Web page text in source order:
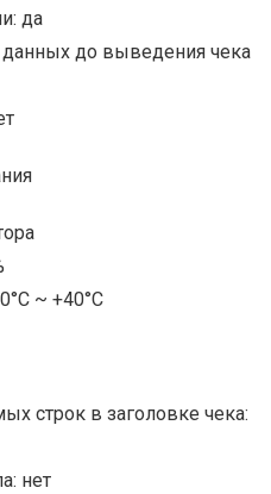
да
до выведения чека
~ +40°С
строк в заголовке чека:
нет